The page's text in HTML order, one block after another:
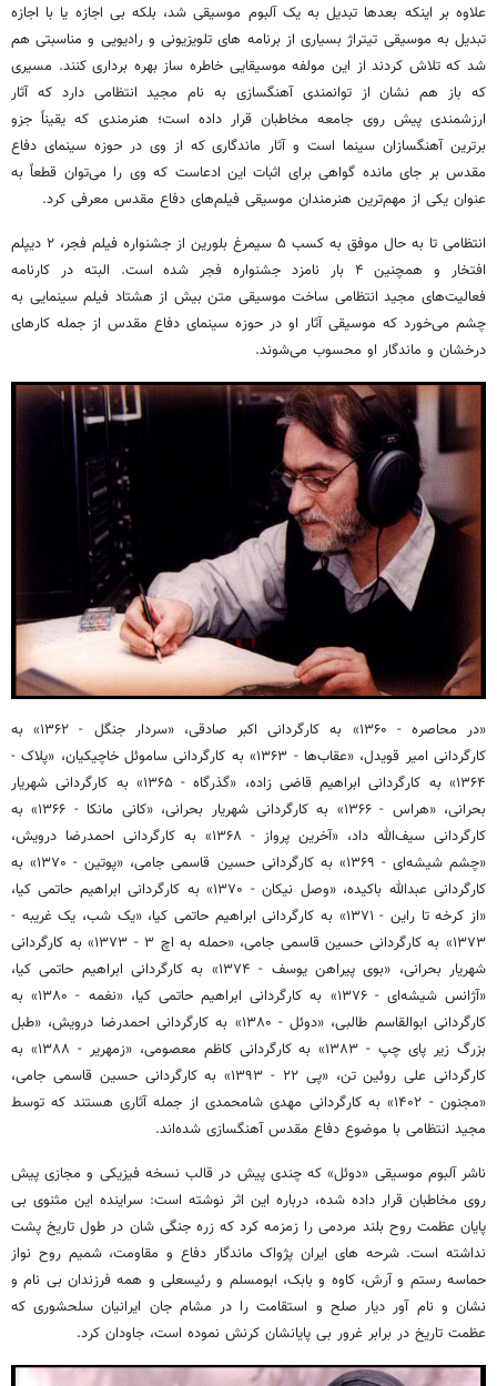
علاوه بر اینکه بعدها تبدیل به یک آلبوم موسیقی شد، بلکه بی اجازه یا با اجازه
تبدیل به موسیقی تیتراژ بسیاری از برنامه های تلویزیونی و رادیویی و مناسبتی هم
شد که تلاش کردند از این مولفه موسیقایی خاطره ساز بهره برداری کنند. مسیری
که باز هم نشان از توانمندی آهنگسازی به نام مجید انتظامی دارد که آثار
ارزشمندی پیش روی جامعه مخاطبان قرار داده است؛ هنرمندی که یقیناً جزو
برترین آهنگسازان سینما است و آثار ماندگاری که از وی در حوزه سینمای دفاع
مقدس بر جای مانده گواهی برای اثبات این ادعاست که وی را می‌توان قطعاً به
عنوان یکی از مهم‌ترین هنرمندان موسیقی فیلم‌های دفاع مقدس معرفی کرد.
انتظامی تا به حال موفق به کسب ۵ سیمرغ بلورین از جشنواره فیلم فجر، ۲ دیپلم
افتخار و همچنین ۴ بار نامزد جشنواره فجر شده است. البته در کارنامه
فعالیت‌های مجید انتظامی ساخت موسیقی متن بیش از هشتاد فیلم سینمایی به
چشم می‌خورد که موسیقی آثار او در حوزه سینمای دفاع مقدس از جمله کارهای
درخشان و ماندگار او محسوب می‌شوند.
«در محاصره - ۱۳۶۰» به کارگردانی اکبر صادقی، «سردار جنگل - ۱۳۶۲» به
کارگردانی امیر قویدل، «عقاب‌ها - ۱۳۶۳» به کارگردانی ساموئل خاچیکیان، «پلاک -
۱۳۶۴» به کارگردانی ابراهیم قاضی زاده، «گذرگاه - ۱۳۶۵» به کارگردانی شهریار
بحرانی، «هراس - ۱۳۶۶» به کارگردانی شهریار بحرانی، «کانی مانکا - ۱۳۶۶» به
کارگردانی سیف‌الله داد، «آخرین پرواز - ۱۳۶۸» به کارگردانی احمدرضا درویش،
«چشم شیشه‌ای - ۱۳۶۹» به کارگردانی حسین قاسمی جامی، «پوتین - ۱۳۷۰» به
کارگردانی عبدالله باکیده، «وصل نیکان - ۱۳۷۰» به کارگردانی ابراهیم حاتمی کیا،
«از کرخه تا راین - ۱۳۷۱» به کارگردانی ابراهیم حاتمی کیا، «یک شب، یک غریبه -
۱۳۷۳» به کارگردانی حسین قاسمی جامی، «حمله به اچ ۳ - ۱۳۷۳» به کارگردانی
شهریار بحرانی، «بوی پیراهن یوسف - ۱۳۷۴» به کارگردانی ابراهیم حاتمی کیا،
«آژانس شیشه‌ای - ۱۳۷۶» به کارگردانی ابراهیم حاتمی کیا، «نغمه - ۱۳۸۰» به
کارگردانی ابوالقاسم طالبی، «دوئل - ۱۳۸۰» به کارگردانی احمدرضا درویش، «طبل
بزرگ زیر پای چپ - ۱۳۸۳» به کارگردانی کاظم معصومی، «زمهریر - ۱۳۸۸» به
کارگردانی علی روئین تن، «پی ۲۲ - ۱۳۹۳» به کارگردانی حسین قاسمی جامی،
«مجنون - ۱۴۰۲» به کارگردانی مهدی شامحمدی از جمله آثاری هستند که توسط
مجید انتظامی با موضوع دفاع مقدس آهنگسازی شده‌اند.
ناشر آلبوم موسیقی «دوئل» که چندی پیش در قالب نسخه فیزیکی و مجازی پیش
روی مخاطبان قرار داده شده، درباره این اثر نوشته است: سراینده این مثنوی بی
پایان عظمت روح بلند مردمی را زمزمه کرد که زره جنگی شان در طول تاریخ پشت
نداشته است. شرحه های ایران پژواک ماندگار دفاع و مقاومت، شمیم روح نواز
حماسه رستم و آرش، کاوه و بابک، ابومسلم و رئیسعلی و همه فرزندان بی نام و
نشان و نام آور دیار صلح و استقامت را در مشام جان ایرانیان سلحشوری که
عظمت تاریخ در برابر غرور بی پایانشان کرنش نموده است، جاودان کرد.